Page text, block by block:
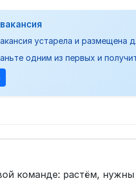
устарела и размещена
одним из первых и
команде: растём, нужны